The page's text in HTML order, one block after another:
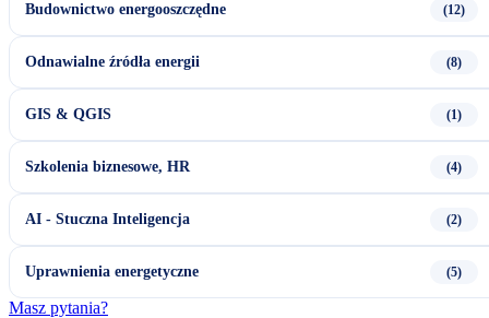
Budownictwo energooszczędne (12)
Odnawialne źródła energii (8)
GIS & QGIS (1)
Szkolenia biznesowe, HR (4)
AI - Stuczna Inteligencja (2)
Uprawnienia energetyczne (5)
Masz pytania?